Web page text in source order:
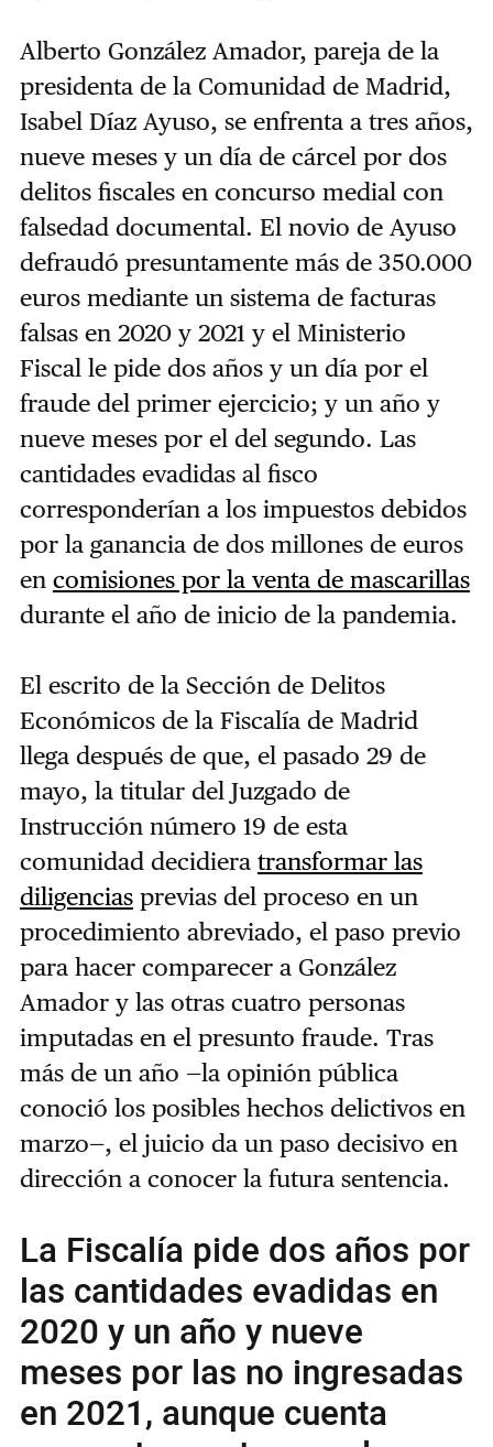
Alberto González Amador, pareja de la
presidenta de la Comunidad de Madrid,
Isabel Díaz Ayuso, se enfrenta a tres años,
nueve meses y un día de cárcel por dos
delitos fiscales en concurso medial con
falsedad documental. El novio de Ayuso
defraudó presuntamente más de 350.000
euros mediante un sistema de facturas
falsas en 2020 y 2021 y el Ministerio
Fiscal le pide dos años y un día por el
fraude del primer ejercicio; y un año y
nueve meses por el del segundo. Las
cantidades evadidas al fisco
corresponderían a los impuestos debidos
por la ganancia de dos millones de euros
en comisiones por la venta de mascarillas
durante el año de inicio de la pandemia.
El escrito de la Sección de Delitos
Económicos de la Fiscalía de Madrid
llega después de que, el pasado 29 de
mayo, la titular del Juzgado de
Instrucción número 19 de esta
comunidad decidiera transformar las
diligenciasprevias del proceso en un
procedimiento abreviado, el paso previo
para hacer comparecer a González
Amador y las otras cuatro personas
imputadas en el presunto fraude. Tras
más de un año —la opinión pública
conoció los posibles hechos delictivos en
marzo—, el juicio da un paso decisivo en
dirección a conocer la futura sentencia.
La Fiscalía pide dos años por
las cantidades evadidas en
2020 y un año y nueve
meses por las no ingresadas
en 2021, aunque cuenta